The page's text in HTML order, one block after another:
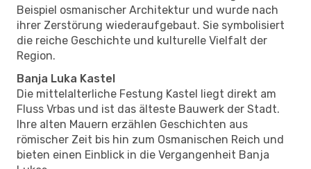
Beispiel osmanischer Architektur und wurde nach
ihrer Zerstörung wiederaufgebaut. Sie symbolisiert
die reiche Geschichte und kulturelle Vielfalt der
Region.
Banja Luka Kastel
Die mittelalterliche Festung Kastel liegt direkt am
Fluss Vrbas und ist das älteste Bauwerk der Stadt.
Ihre alten Mauern erzählen Geschichten aus
römischer Zeit bis hin zum Osmanischen Reich und
bieten einen Einblick in die Vergangenheit Banja